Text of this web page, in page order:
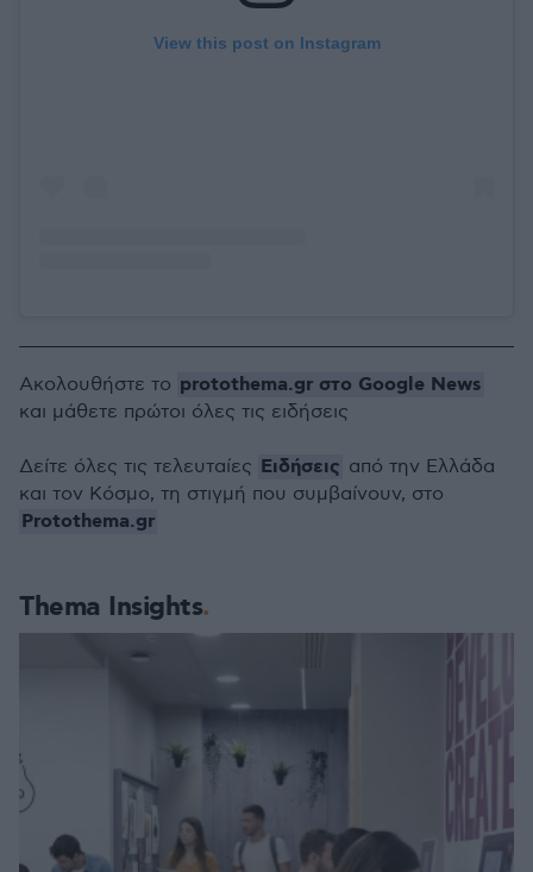
View this post on Instagram
Thema Insights
Ακολουθήστε το protothema.gr στο Google News
και μάθετε πρώτοι όλες τις ειδήσεις
Δείτε όλες τις τελευταίες Ειδήσεις από την Ελλάδα
και τον Κόσμο, τη στιγμή που συμβαίνουν, στο
Protothema.gr